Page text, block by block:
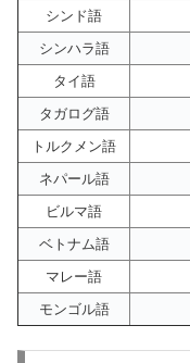
シンド語
シンハラ語
タイ語
タガログ語
トルクメン語
ネパール語
ビルマ語
ベトナム語
マレー語
モンゴル語